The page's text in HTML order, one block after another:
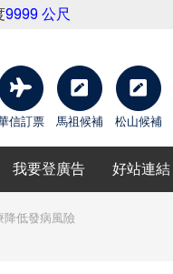
9999 公尺
信訂票 馬祖候補 松山候補
我要登廣告 好站連結
降低發病風險